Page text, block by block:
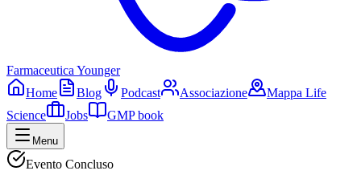
Farmaceutica Younger
Home
Blog Podcast Associazione
Mappa Life
Science
Jobs GMP book
Menu
Evento Concluso